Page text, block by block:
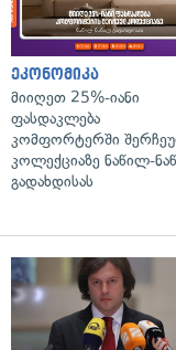
ეკონომიკა
მიიღეთ 25%-იანი
ფასდაკლება
კომფორტერში
კოლექციაზე ნაწილ-
გადახდისას